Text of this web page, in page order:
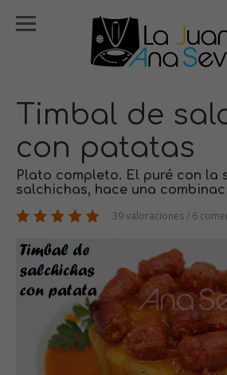
Timbal de
con patatas
Plato completo. El puré con la
salchichas, hace una
39 valoraciones / 6